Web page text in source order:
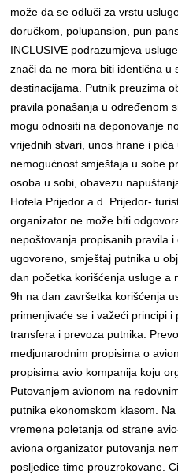
može da se odluči za vrstu
doručkom, polupansion, pun
INCLUSIVE podrazumjeva
znači da ne mora biti identična u
destinacijama. Putnik preuzima
pravila ponašanja u određenom
mogu odnositi na deponovanje
vrijednih stvari, unos hrane i pića
nemogućnost smještaja u sobe
osoba u sobi, obavezu
Hotela Prijedor a.d. Prijedor-
organizator ne može biti
nepoštovanja propisanih pravila
ugovoreno, smještaj putnika u
dan početka korišćenja usluge a
9h na dan završetka korišćenja
primenjivaće se i važeći principi i
transfera i prevoza putnika.
medjunarodnim propisima o
propisima avio kompanija koju
Putovanjem avionom na
putnika ekonomskom klasom.
vremena poletanja od strane
aviona organizator putovanja
posljedice time prouzrokovane.